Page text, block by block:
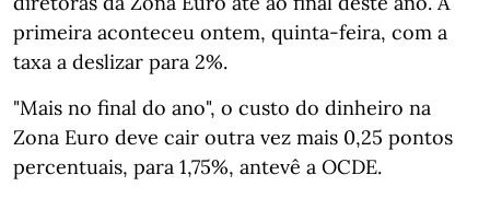
primeira aconteceu ontem, quinta-feira, com a
taxa a deslizar para 2%.
"Mais no final do ano", o custo do dinheiro na
Zona Euro deve cair outra vez mais 0,25 pontos
percentuais, para 1,75%, antevê a OCDE.